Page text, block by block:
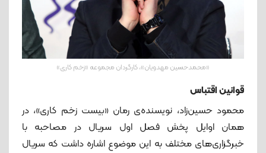
«محمدحسین مهدویان»، کارگردان مجموعه «زخم کاری»
قوانین اقتباس
محمود حسین‌زاد، نویسنده‌‌ی رمان «بیست زخم کاری»، در
همان اوایل پخش فصل اول سریال در مصاحبه با
خبرگزاری‌های مختلف به این موضوع اشاره داشت که سریال